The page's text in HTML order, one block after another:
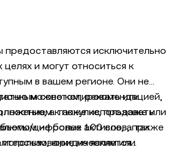
исключительно
и могут относиться к
в вашем регионе. Они не
советом, рекомендацией,
к покупке, продаже или
цифровых активов, а также
юридическим или
можно копировать или
а также использовать
не более 100 слов, при
не является